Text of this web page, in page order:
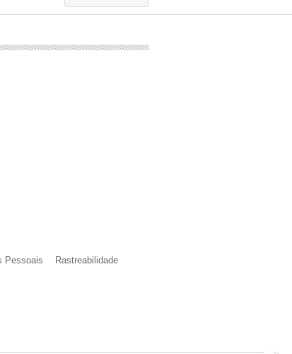
Pessoais
Rastreabilidade